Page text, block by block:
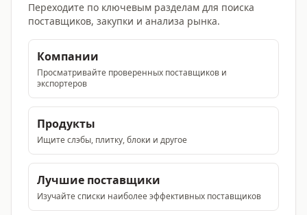
Переходите по ключевым разделам для поиска
поставщиков, закупки и анализа рынка.
Компании
Просматривайте проверенных поставщиков и
экспортеров
Продукты
Ищите слэбы, плитку, блоки и другое
Лучшие поставщики
Изучайте списки наиболее эффективных поставщиков